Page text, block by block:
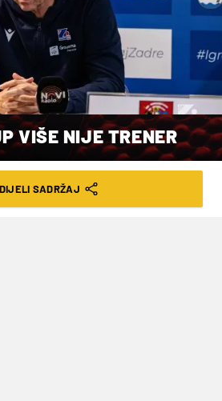
VIŠE NIJE TRENER
SADRŽAJ